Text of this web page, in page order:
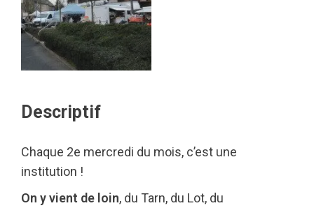
Descriptif
Chaque 2e mercredi du mois, c’est une
institution !
On y vient de loin, du Tarn, du Lot, du